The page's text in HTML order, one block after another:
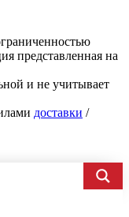
представленная на
и не учитывает
доставки /